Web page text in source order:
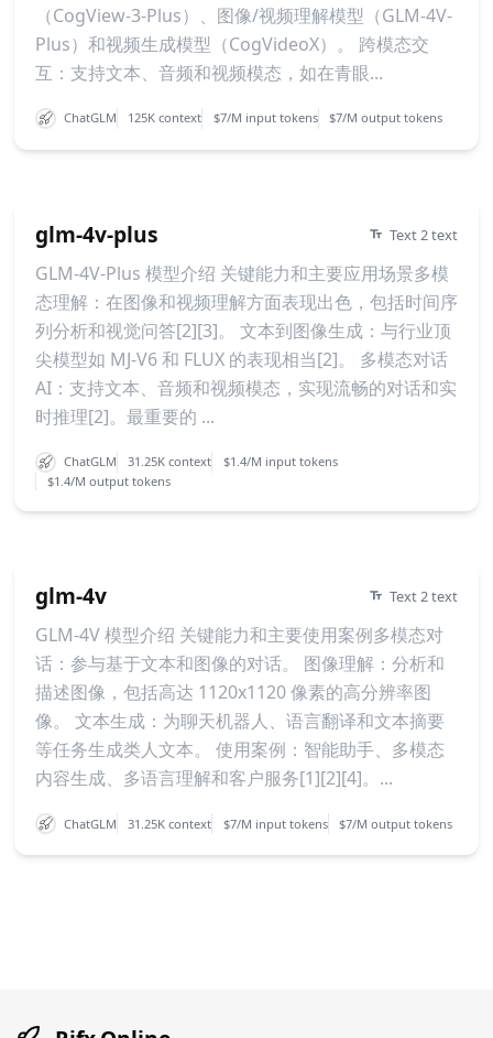
（CogView-3-Plus）、图像/视频理解模型（GLM-4V-
Plus）和视频生成模型（CogVideoX）。 跨模态交
互：支持文本、音频和视频模态，如在青眼...
ChatGLM 125K context $7/M input tokens $7/M output tokens
glm-4v-plus Text 2 text
GLM-4V-Plus 模型介绍 关键能力和主要应用场景多模
态理解：在图像和视频理解方面表现出色，包括时间序
列分析和视觉问答[2][3]。 文本到图像生成：与行业顶
尖模型如 MJ-V6 和 FLUX 的表现相当[2]。 多模态对话
AI：支持文本、音频和视频模态，实现流畅的对话和实
时推理[2]。最重要的 ...
ChatGLM 31.25K context
$1.4/M input tokens
$1.4/M output tokens
glm-4v Text 2 text
GLM-4V 模型介绍 关键能力和主要使用案例多模态对
话：参与基于文本和图像的对话。 图像理解：分析和
描述图像，包括高达 1120x1120 像素的高分辨率图
像。 文本生成：为聊天机器人、语言翻译和文本摘要
等任务生成类人文本。 使用案例：智能助手、多模态
内容生成、多语言理解和客户服务[1][2][4]。...
ChatGLM 31.25K context $7/M input tokens $7/M output tokens